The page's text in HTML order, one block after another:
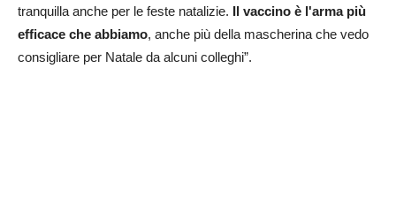
tranquilla anche per le feste natalizie. Il vaccino è l'arma più
efficace che abbiamo, anche più della mascherina che vedo
consigliare per Natale da alcuni colleghi”.